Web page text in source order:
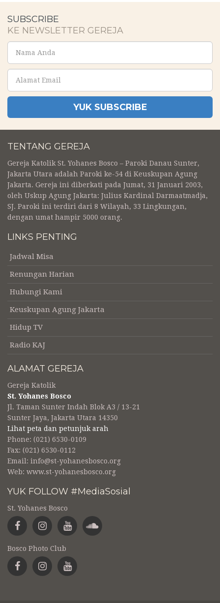
SUBSCRIBE
KE NEWSLETTER GEREJA
YUK SUBSCRIBE
TENTANG GEREJA
Gereja Katolik St. Yohanes Bosco – Paroki Danau Sunter,
Jakarta Utara adalah Paroki ke-54 di Keuskupan Agung
Jakarta. Gereja ini diberkati pada Jumat, 31 Januari 2003,
oleh Uskup Agung Jakarta: Julius Kardinal Darmaatmadja,
SJ. Paroki ini terdiri dari 8 Wilayah, 33 Lingkungan,
dengan umat hampir 5000 orang.
LINKS PENTING
Jadwal Misa
Renungan Harian
Hubungi Kami
Keuskupan Agung Jakarta
Hidup TV
Radio KAJ
ALAMAT GEREJA
Gereja Katolik
St. Yohanes Bosco
Jl. Taman Sunter Indah Blok A3 / 13-21
Sunter Jaya, Jakarta Utara 14350
Lihat peta dan petunjuk arah
Phone: (021) 6530-0109
Fax: (021) 6530-0112
Email: info@st-yohanesbosco.org
Web: www.st-yohanesbosco.org
YUK FOLLOW #MediaSosial
St. Yohanes Bosco
Bosco Photo Club